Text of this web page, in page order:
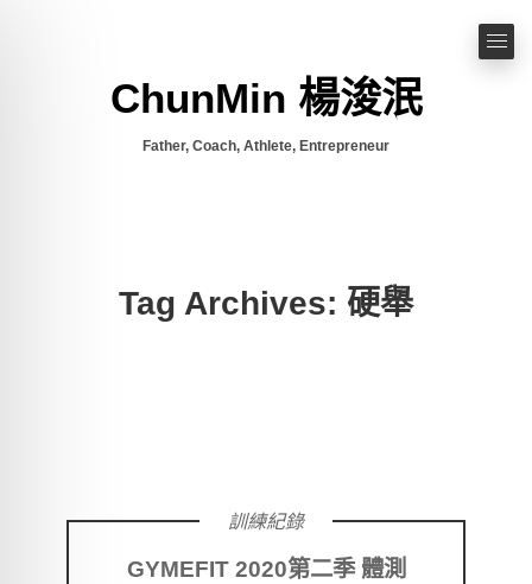
ChunMin 楊浚泯
Father, Coach, Athlete, Entrepreneur
Tag Archives: 硬舉
GYMEFIT 2020第二季 體測
訓練紀錄